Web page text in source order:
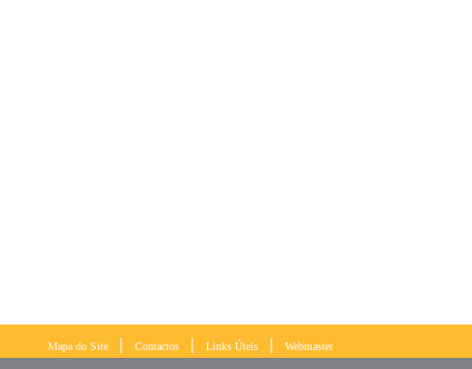
Mapa do Site | Contactos | Links Úteis | Webmaster